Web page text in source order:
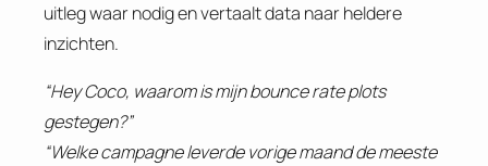
uitleg waar nodig en vertaalt data naar heldere
inzichten.
“Hey Coco, waarom is mijn bounce rate plots
gestegen?”
“Welke campagne leverde vorige maand de meeste